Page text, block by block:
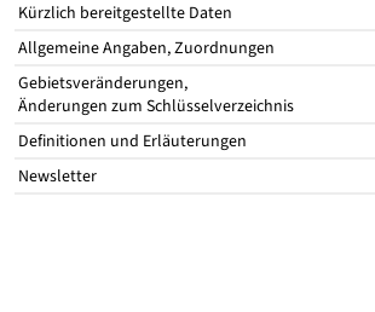
Kürzlich bereitgestellte Daten
Allgemeine Angaben, Zuordnungen
Gebietsveränderungen,
Änderungen zum Schlüsselverzeichnis
Definitionen und Erläuterungen
Newsletter